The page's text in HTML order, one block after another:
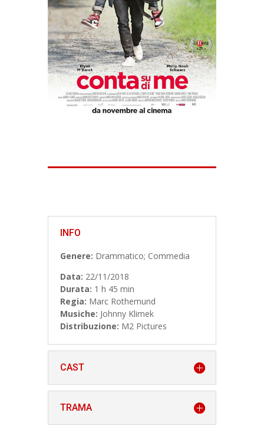
INFO
Genere: Drammatico; Commedia
Data: 22/11/2018
Durata: 1 h 45 min
Regia: Marc Rothemund
Musiche: Johnny Klimek
Distribuzione: M2 Pictures
CAST
TRAMA